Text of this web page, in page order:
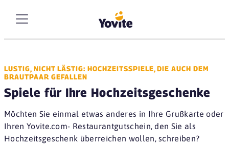
LUSTIG, NICHT LÄSTIG: HOCHZEITSSPIELE, DIE AUCH DEM
BRAUTPAAR GEFALLEN
Spiele für Ihre Hochzeitsgeschenke
Möchten Sie einmal etwas anderes in Ihre Grußkarte oder
Ihren Yovite.com- Restaurantgutschein, den Sie als
Hochzeitsgeschenk überreichen wollen, schreiben?